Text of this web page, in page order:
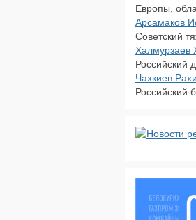
Европы,
Арсамаков
Советский
Халмурзаев
Российский
Чахкиев
Российский